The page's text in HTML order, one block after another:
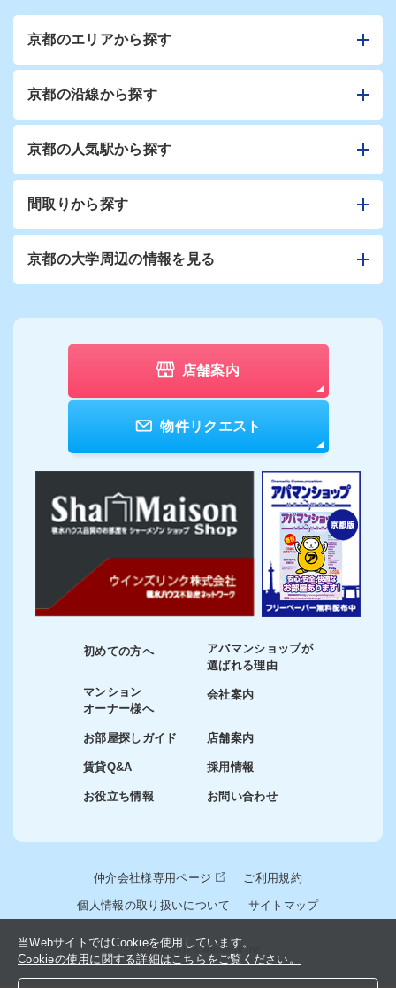
京都のエリアから探す
京都の沿線から探す
京都の人気駅から探す
間取りから探す
京都の大学周辺の情報を見る
店舗案内
物件リクエスト
初めての方へ
マンション
オーナー様へ
お部屋探しガイド
賃貸Q&A
お役立ち情報
アパマンショップが
選ばれる理由
会社案内
店舗案内
採用情報
お問い合わせ
仲介会社様専用ページ ご利用規約
個人情報の取り扱いについて サイトマップ
© 2024-2026 winslink Inc.
当WebサイトではCookieを使用しています。
Cookieの使用に関する詳細はこちらをご覧ください。